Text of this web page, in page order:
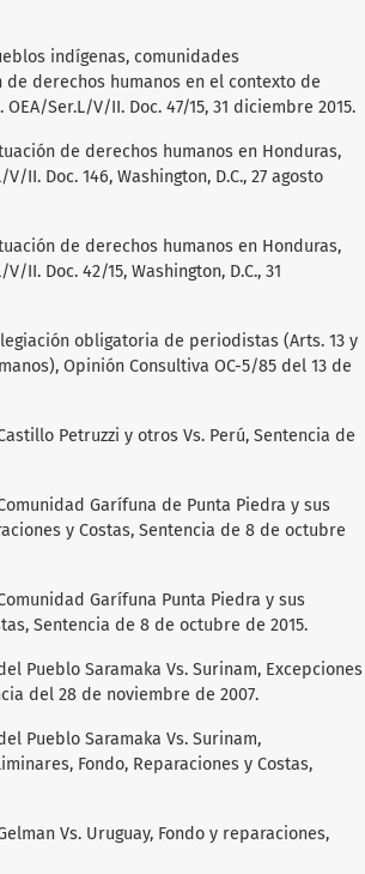
indígenas, comunidades
derechos humanos en el contexto de
Ser.L/V/II. Doc. 47/15, 31 diciembre 2015.
de derechos humanos en Honduras,
II. Doc. 146, Washington, D.C., 27 agosto
de derechos humanos en Honduras,
II. Doc. 42/15, Washington, D.C., 31
obligatoria de periodistas (Arts. 13 y
Opinión Consultiva OC-5/85 del 13 de
Petruzzi y otros Vs. Perú, Sentencia de
Garífuna de Punta Piedra y sus
y Costas, Sentencia de 8 de octubre
Garífuna Punta Piedra y sus
Sentencia de 8 de octubre de 2015.
Pueblo Saramaka Vs. Surinam, Excepciones
del 28 de noviembre de 2007.
Pueblo Saramaka Vs. Surinam,
Fondo, Reparaciones y Costas,
Vs. Uruguay, Fondo y reparaciones,